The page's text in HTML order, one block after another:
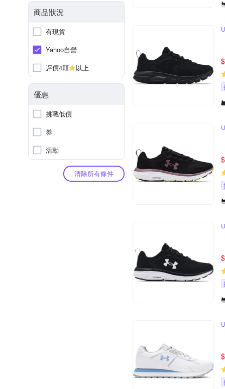
商品狀況
有現貨
Yahoo自營
評價4顆
以上
優惠
挑戰低價
券
活動
清除所有條件
$
$
$
$